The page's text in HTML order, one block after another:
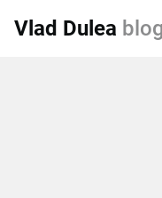
Vlad Dulea blog